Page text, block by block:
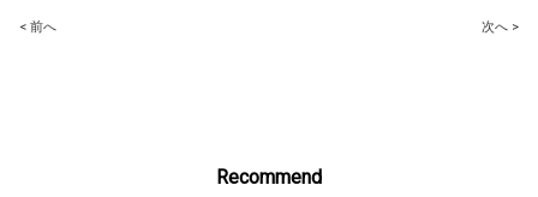
Post
< 前へ 次へ >
Recommend